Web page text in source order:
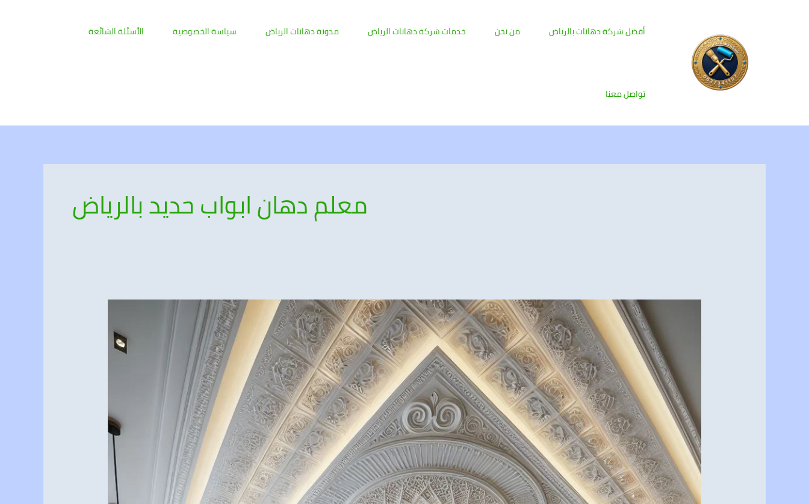
أفضل شركة دهانات بالرياض من نحن خدمات شركة دهانات الرياض مدونة دهانات الرياض سياسة الخصوصية الأسئلة الشائعة
تواصل معنا
معلم دهان ابواب حديد بالرياض
بالرياض